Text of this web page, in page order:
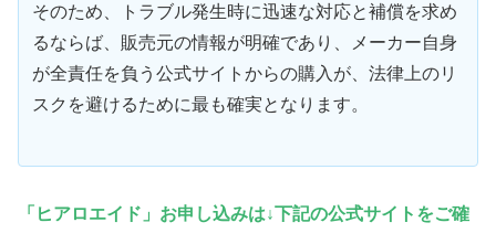
そのため、トラブル発生時に迅速な対応と補償を求め
るならば、販売元の情報が明確であり、メーカー自身
が全責任を負う公式サイトからの購入が、法律上のリ
スクを避けるために最も確実となります。
「ヒアロエイド」 お申し込みは↓下記の公式サイトをご確